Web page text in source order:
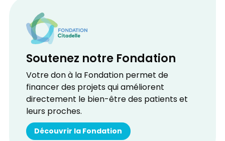
Soutenez notre Fondation
Votre don à la Fondation permet de
financer des projets qui améliorent
directement le bien-être des patients et
leurs proches.
Découvrir la Fondation